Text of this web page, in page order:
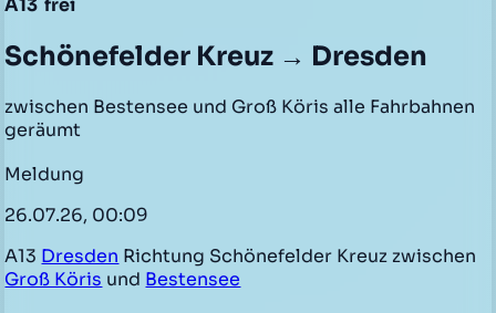
A13 frei
Schönefelder Kreuz → Dresden
zwischen Bestensee und Groß Köris alle Fahrbahnen
geräumt
Meldung
26.07.26, 00:09
A13 Dresden Richtung Schönefelder Kreuz zwischen
Groß Köris und Bestensee